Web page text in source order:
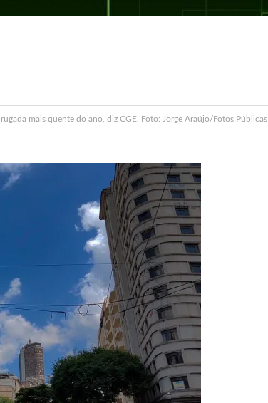
mais quente do ano, diz CGE. Foto: Jorge Araújo/Fotos Públicas